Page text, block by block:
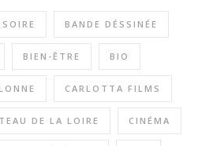
BANDE DÉSSINÉE
BIEN-ÊTRE BIO
CARLOTTA FILMS
DE LA LOIRE CINÉMA